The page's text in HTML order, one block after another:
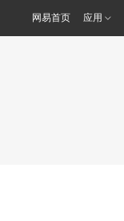
网易首页 应用